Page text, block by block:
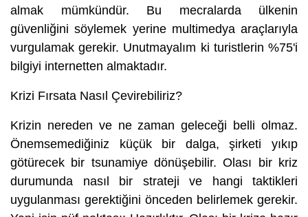
almak mümkündür. Bu mecralarda ülkenin
güvenliğini söylemek yerine multimedya araçlarıyla
vurgulamak gerekir. Unutmayalım ki turistlerin %75'i
bilgiyi internetten almaktadır.
Krizi Fırsata Nasıl Çevirebiliriz?
Krizin nereden ve ne zaman geleceği belli olmaz.
Önemsemediğiniz küçük bir dalga, şirketi yıkıp
götürecek bir tsunamiye dönüşebilir. Olası bir kriz
durumunda nasıl bir strateji ve hangi taktikleri
uygulanması gerektiğini önceden belirlemek gerekir.